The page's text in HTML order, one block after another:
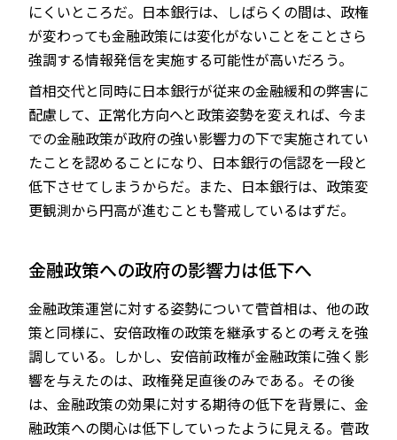
にくいところだ。日本銀行は、しばらくの間は、政権
が変わっても金融政策には変化がないことをことさら
強調する情報発信を実施する可能性が高いだろう。
首相交代と同時に日本銀行が従来の金融緩和の弊害に
配慮して、正常化方向へと政策姿勢を変えれば、今ま
での金融政策が政府の強い影響力の下で実施されてい
たことを認めることになり、日本銀行の信認を一段と
低下させてしまうからだ。また、日本銀行は、政策変
更観測から円高が進むことも警戒しているはずだ。
金融政策への政府の影響力は低下へ
金融政策運営に対する姿勢について菅首相は、他の政
策と同様に、安倍政権の政策を継承するとの考えを強
調している。しかし、安倍前政権が金融政策に強く影
響を与えたのは、政権発足直後のみである。その後
は、金融政策の効果に対する期待の低下を背景に、金
融政策への関心は低下していったように見える。菅政